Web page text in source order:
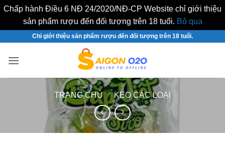
Chấp hành Điều 6 NĐ 24/2020/NĐ-CP Website chỉ giới thiệu
sản phẩm rượu đến đối tượng trên 18 tuổi. Bỏ qua
nội
Chỉ giới thiệu sản phẩm rượu đến đối tượng trên 18 tuổi.
TRANG CHỦ / KẸO CÁC LOẠI